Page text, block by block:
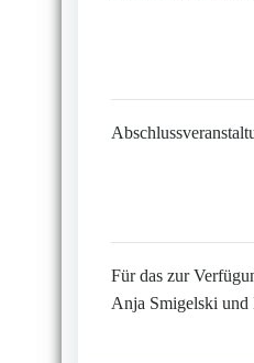
Für das zur
Anja Smigelski und